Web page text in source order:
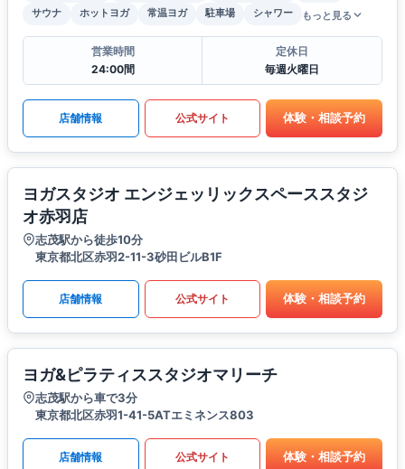
サウナ
ホットヨガ 常温ヨガ 駐車場 シャワー もっと見る
営業時間
24:00間
定休日
毎週火曜日
店舗情報 公式サイト 体験・相談予約
ヨガスタジオ エンジェッリックスペーススタジ
オ赤羽店
志茂駅から徒歩10分
東京都北区赤羽2-11-3砂田ビルB1F
店舗情報 公式サイト 体験・相談予約
ヨガ&ピラティススタジオマリーチ
志茂駅から車で3分
東京都北区赤羽1-41-5ATエミネンス803
店舗情報 公式サイト 体験・相談予約